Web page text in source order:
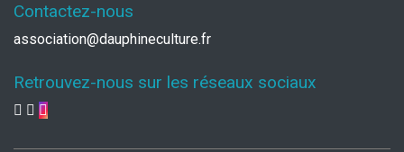
Contactez-nous
association@dauphineculture.fr
Retrouvez-nous sur les réseaux sociaux